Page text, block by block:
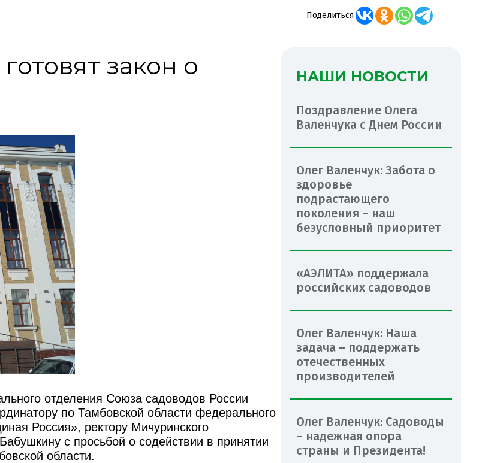
закон о
отделения Союза садоводов России
по Тамбовской области федерального
Россия», ректору Мичуринского
с просьбой о содействии в принятии
области.
Поделиться
НАШИ НОВОСТИ
Поздравление Олега
Валенчука с Днем России
Олег Валенчук: Забота о
здоровье
подрастающего
поколения – наш
безусловный приоритет
«АЭЛИТА» поддержала
российских садоводов
Олег Валенчук: Наша
задача – поддержать
отечественных
производителей
Олег Валенчук: Садоводы
– надежная опора
страны и Президента!